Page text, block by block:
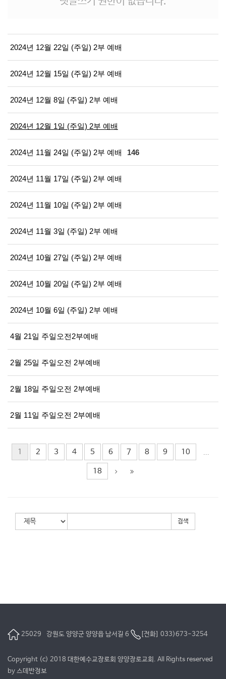
2024년 12월 22일 (주일) 2부 예배
2024년 12월 15일 (주일) 2부 예배
2024년 12월 8일 (주일) 2부 예배
2024년 12월 1일 (주일) 2부 예배
2024년 11월 24일 (주일) 2부 예배 146
2024년 11월 17일 (주일) 2부 예배
2024년 11월 10일 (주일) 2부 예배
2024년 11월 3일 (주일) 2부 예배
2024년 10월 27일 (주일) 2부 예배
2024년 10월 20일 (주일) 2부 예배
2024년 10월 6일 (주일) 2부 예배
4월 21일 주일오전2부예배
2월 25일 주일오전 2부예배
2월 18일 주일오전 2부예배
2월 11일 주일오전 2부예배
1 2 3 4 5 6 7 8 9 10 ...
18
검색
25029 강원도 양양군 양양읍 남서길 6 [전화] 033)673-3254
Copyright (c) 2018 대한예수교장로회 양양장로교회. All Rights reserved
by 스데반정보